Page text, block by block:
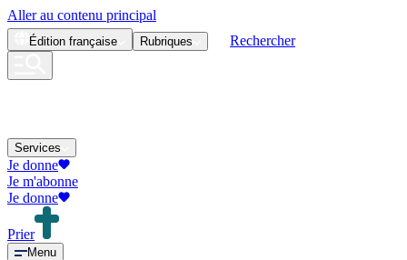
Aller au contenu principal
Édition française Rubriques Rechercher
Services
Je donne
Je m'abonne
Je donne
Prier
Menu